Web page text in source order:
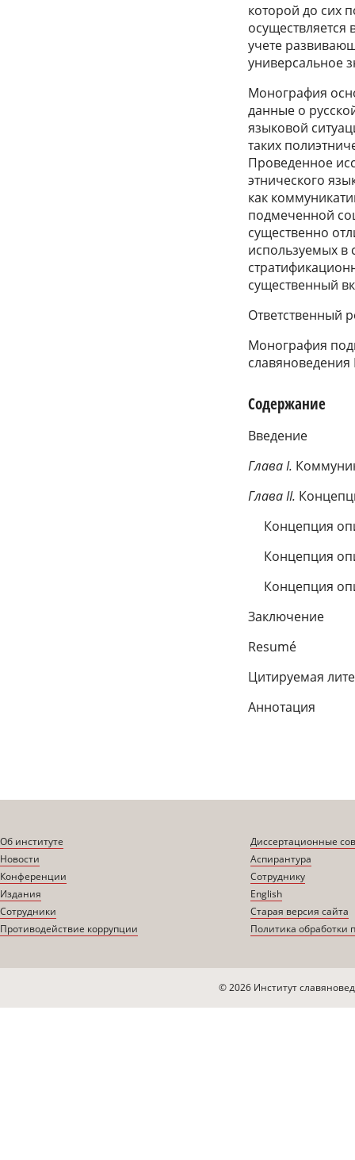
которой до сих
учете
универсальное
Монография
данные о
языковой
таких
Проведенное
этнического
как
подмеченной
существенно
используемых в
существенный
Ответственный
Монография
Содержание
Введение
Глава I.
Глава II.
Концепция
Концепция
Концепция
Заключение
Resumé
Цитируемая
Аннотация
Об институте
Новости
Конференции
Издания
Сотрудники
Противодействие коррупции
Диссертационные
Аспирантура
Сотруднику
English
Старая версия сайта
Политика обработки
© 2026 Институт